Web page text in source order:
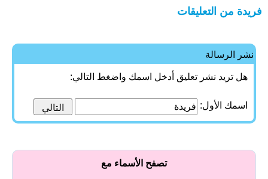
فريدة من التعليقات
نشر الرسالة
هل تريد نشر تعليق أدخل اسمك واضغط التالي:
اسمك الأول:
تصفح الأسماء مع